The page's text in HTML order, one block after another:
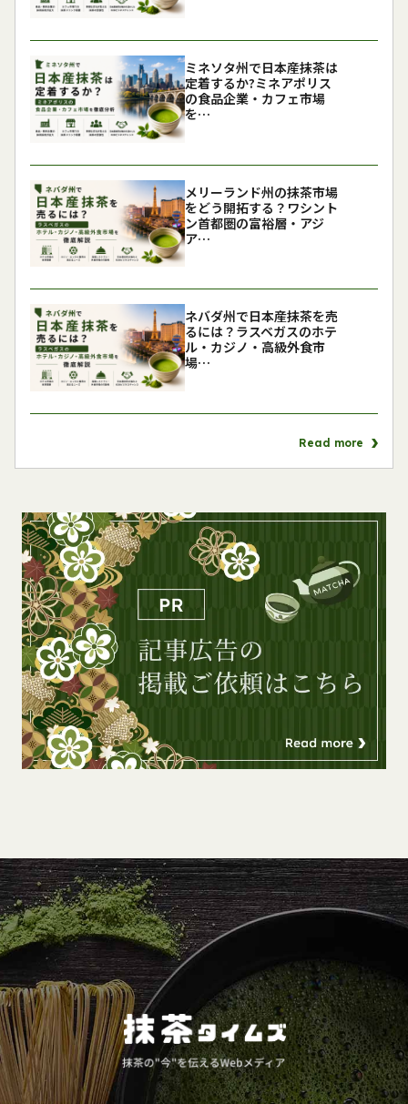
ミネソタ州で日本産抹茶は
定着するか?ミネアポリス
の食品企業・カフェ市場
を…
メリーランド州の抹茶市場
をどう開拓する？ワシント
ン首都圏の富裕層・アジ
ア…
ネバダ州で日本産抹茶を売
るには？ラスベガスのホテ
ル・カジノ・高級外食市
場…
Read more